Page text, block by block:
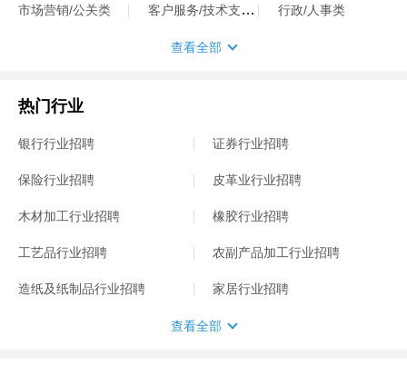
市场营销/公关类 客户服务/技术支持类 行政/人事类
查看全部
热门行业
银行行业招聘 证券行业招聘
保险行业招聘 皮革业行业招聘
木材加工行业招聘 橡胶行业招聘
工艺品行业招聘 农副产品加工行业招聘
造纸及纸制品行业招聘 家居行业招聘
查看全部